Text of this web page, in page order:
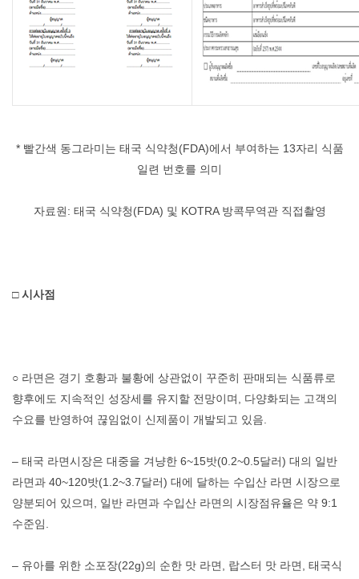
* 빨간색 동그라미는 태국 식약청(FDA)에서 부여하는 13자리 식품
일련 번호를 의미
자료원: 태국 식약청(FDA) 및 KOTRA 방콕무역관 직접촬영
□ 시사점
○ 라면은 경기 호황과 불황에 상관없이 꾸준히 판매되는 식품류로
향후에도 지속적인 성장세를 유지할 전망이며, 다양화되는 고객의
수요를 반영하여 끊임없이 신제품이 개발되고 있음.
– 태국 라면시장은 대중을 겨냥한 6~15밧(0.2~0.5달러) 대의 일반
라면과 40~120밧(1.2~3.7달러) 대에 달하는 수입산 라면 시장으로
양분되어 있으며, 일반 라면과 수입산 라면의 시장점유율은 약 9:1
수준임.
– 유아를 위한 소포장(22g)의 순한 맛 라면, 랍스터 맛 라면, 태국식